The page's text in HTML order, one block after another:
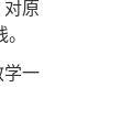
原
。
一